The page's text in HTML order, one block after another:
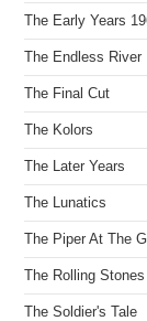
The Early Years
The Endless River
The Final Cut
The Kolors
The Later Years
The Lunatics
The Piper At The
The Rolling Stones
The Soldier's Tale